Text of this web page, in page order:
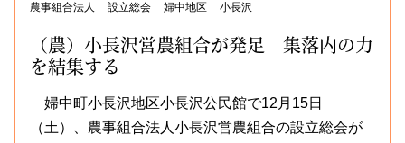
農事組合法人 設立総会 婦中地区 小長沢
（農）小長沢営農組合が発足 集落内の力
を結集する
婦中町小長沢地区小長沢公民館で12月15日
（土）、農事組合法人小長沢営農組合の設立総会が